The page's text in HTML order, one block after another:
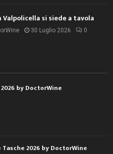
Valpolicella si siede a tavola
30 Luglio 2026 0
by DoctorWine
2026 by DoctorWine